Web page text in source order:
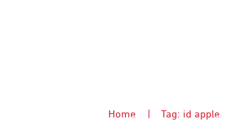
Home Tag: id apple